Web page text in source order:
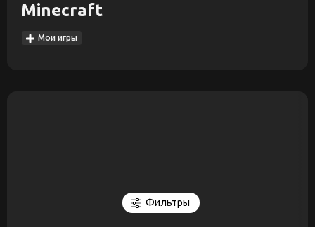
Minecraft
Мои игры
Фильтры